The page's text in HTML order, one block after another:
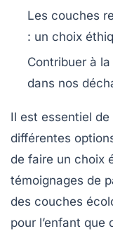
Les couches
: un choix
Contribuer à la
dans nos
Il est essentiel
différentes
de faire un choix
témoignages de
des couches
pour l’enfant